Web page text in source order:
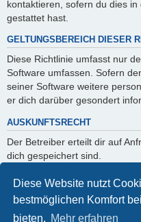
Diese Website nutzt
bestmöglichen Komfort
bieten. Mehr erfahren
kontaktieren, sofern du dies
gestattet hast.
GELTUNGSBEREICH DIESER
Diese Richtlinie umfasst nur
Software umfassen. Sofern
seiner Software weitere
er dich darüber gesondert
AUSKUNFTSRECHT
Der Betreiber erteilt dir auf
dich gespeichert sind.
Du kannst jederzeit die
verlangen. Kontaktiere hierzu